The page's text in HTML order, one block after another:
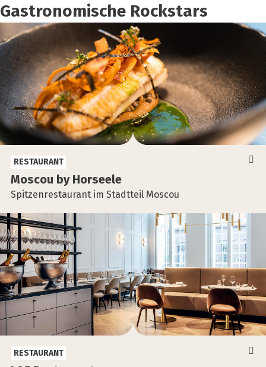
Gastronomische Rockstars
Moscou by Hor­see­le
Spitzenrestaurant im Stadtteil Moscou
RESTAURANT
RESTAURANT